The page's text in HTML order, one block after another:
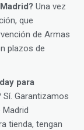
Una vez
que
de Armas
plazos de
para
Sí. Garantizamos
tienda, tengan